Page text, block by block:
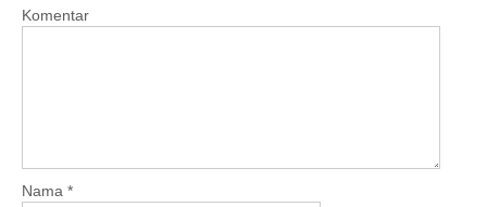
a
v
i
o
Komentar
Nama *